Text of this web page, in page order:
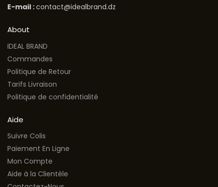
E-mail :contact@idealbrand.dz
About
IDEAL BRAND
Commandes
Politique de Retour
Tarifs Livraison
Politique de confidentialité
Aide
Suivre Colis
Paiement En Ligne
Mon Compte
Aide à la Clientèle